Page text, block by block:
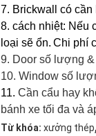
7. Brickwall có cần
8. cách nhiệt: Nếu
loại sẽ ổn. Chi phí
9. Door số lượng
10. Window số
11. Cần cẩu hay
bánh xe tối đa và
Từ khóa: xưởng thép,